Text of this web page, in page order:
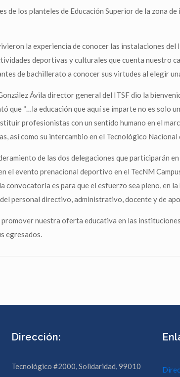
de los planteles de Educación Superior de la zona
la experiencia de conocer las instalaciones
deportivas y culturales que cuenta nuestro
de bachillerato a conocer sus virtudes al elegir
Ávila director general del ITSF dio la
que “…la educación que aquí se imparte no es solo
profesionistas con un sentido humano en el
así como su intercambio en el Tecnológico Nacional
de las dos delegaciones que participarán
el evento prenacional deportivo en el TecNM
convocatoria es para que el esfuerzo sea pleno,
personal directivo, administrativo, docente y de
nuestra oferta educativa en las
egresados.
Dirección:
Tecnológico #2000, Solidaridad, 99010